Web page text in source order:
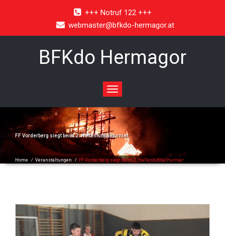
+++ Notruf 122 +++
webmaster@bfkdo-hermagor.at
BFKdo Hermagor
Toggle
navigation
FF Vorderberg siegt beim 2. Hallenfußballturnier
Home / Veranstaltungen / FF Vorderberg siegt beim 2. Hallenfußballturnier